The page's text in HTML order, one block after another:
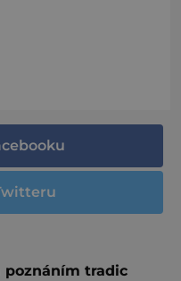
poznáním tradic